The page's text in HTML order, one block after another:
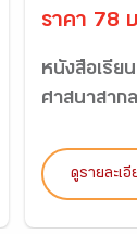
ราคา 78
หนังสือเรีย
ศาสนาสาก
ดูรายละเอี